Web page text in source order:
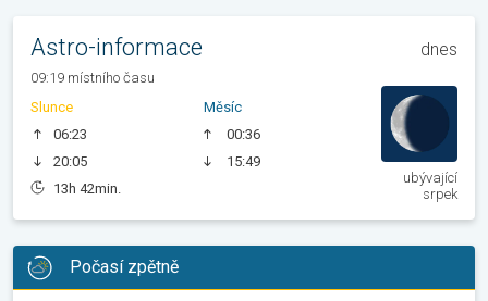
Astro-informace dnes
09:19 místního času
Slunce
06:23
20:05
13h 42min.
Měsíc
00:36
15:49
ubývající
srpek
Počasí zpětně